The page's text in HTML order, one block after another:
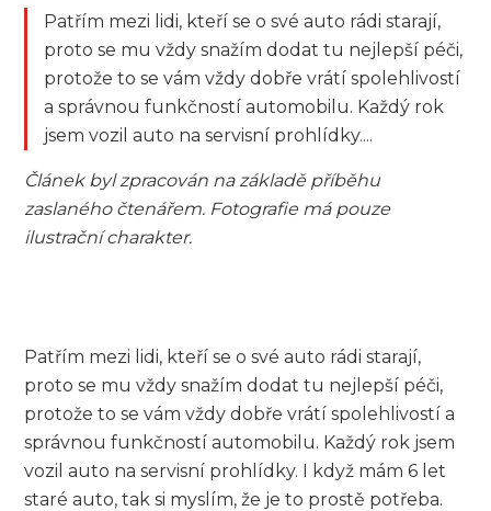
Patřím mezi lidi, kteří se o své auto rádi starají,
proto se mu vždy snažím dodat tu nejlepší péči,
protože to se vám vždy dobře vrátí spolehlivostí
a správnou funkčností automobilu. Každý rok
jsem vozil auto na servisní prohlídky....
Článek byl zpracován na základě příběhu
zaslaného čtenářem. Fotografie má pouze
ilustrační charakter.
Patřím mezi lidi, kteří se o své auto rádi starají,
proto se mu vždy snažím dodat tu nejlepší péči,
protože to se vám vždy dobře vrátí spolehlivostí a
správnou funkčností automobilu. Každý rok jsem
vozil auto na servisní prohlídky. I když mám 6 let
staré auto, tak si myslím, že je to prostě potřeba.